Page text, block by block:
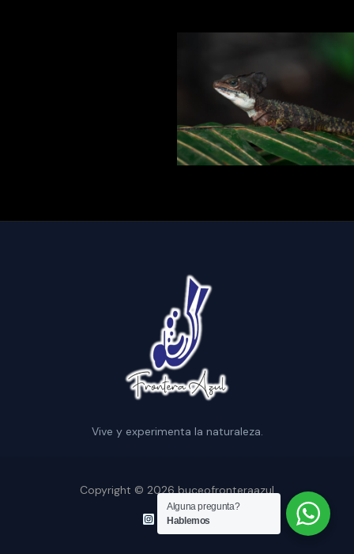
Vive y experimenta la naturaleza.
Copyright © 2026 buceofronteraazul
Alguna pregunta?
Hablemos